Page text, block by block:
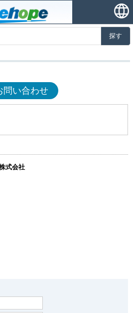
探す
問い合わせ
式会社